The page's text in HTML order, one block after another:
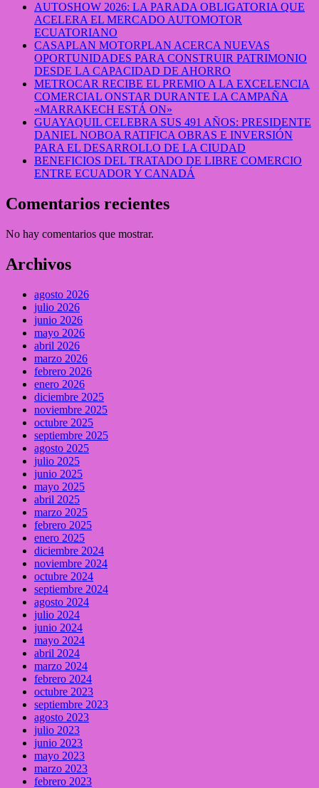
AUTOSHOW 2026: LA PARADA OBLIGATORIA QUE
ACELERA EL MERCADO AUTOMOTOR
ECUATORIANO
CASAPLAN MOTORPLAN ACERCA NUEVAS
OPORTUNIDADES PARA CONSTRUIR PATRIMONIO
DESDE LA CAPACIDAD DE AHORRO
METROCAR RECIBE EL PREMIO A LA EXCELENCIA
COMERCIAL ONSTAR DURANTE LA CAMPAÑA
«MARRAKECH ESTÁ ON»
GUAYAQUIL CELEBRA SUS 491 AÑOS: PRESIDENTE
DANIEL NOBOA RATIFICA OBRAS E INVERSIÓN
PARA EL DESARROLLO DE LA CIUDAD
BENEFICIOS DEL TRATADO DE LIBRE COMERCIO
ENTRE ECUADOR Y CANADÁ
Comentarios recientes
No hay comentarios que mostrar.
Archivos
agosto 2026
julio 2026
junio 2026
mayo 2026
abril 2026
marzo 2026
febrero 2026
enero 2026
diciembre 2025
noviembre 2025
octubre 2025
septiembre 2025
agosto 2025
julio 2025
junio 2025
mayo 2025
abril 2025
marzo 2025
febrero 2025
enero 2025
diciembre 2024
noviembre 2024
octubre 2024
septiembre 2024
agosto 2024
julio 2024
junio 2024
mayo 2024
abril 2024
marzo 2024
febrero 2024
octubre 2023
septiembre 2023
agosto 2023
julio 2023
junio 2023
mayo 2023
marzo 2023
febrero 2023